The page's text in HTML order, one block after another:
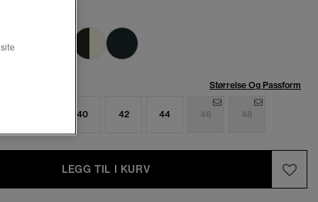
valgt
Størrelse Og Passform
40 42 44 46 48
LEGG TIL I KURV